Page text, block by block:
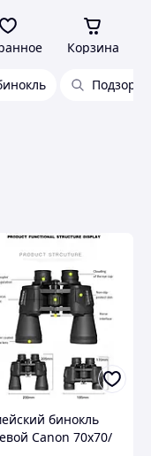
Корзина
бинокль
Canon 70х70/